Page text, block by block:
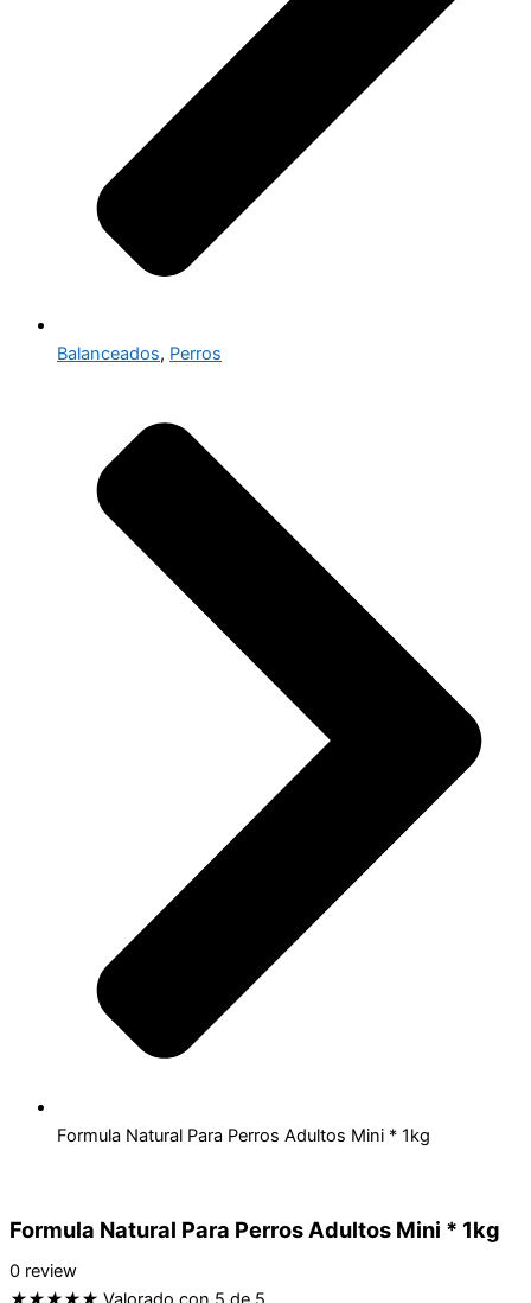
Balanceados, Perros
Formula Natural Para Perros Adultos Mini * 1kg
Formula Natural Para Perros Adultos Mini * 1kg
0 review